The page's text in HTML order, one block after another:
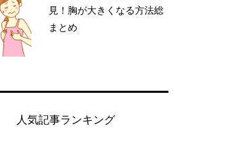
見！胸が大きくなる方法総
まとめ
人気記事ランキング